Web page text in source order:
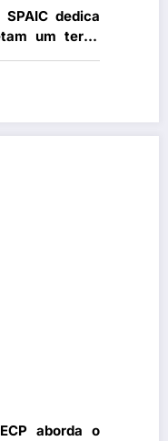
dedica
um terço
aborda o